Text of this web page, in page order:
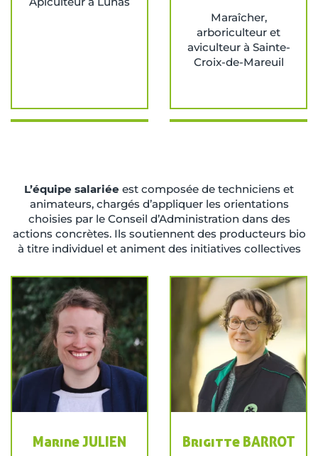
Maraîcher,
arboriculteur et
aviculteurà Sainte-
Croix-de-Mareuil
L’équipe salariée est composée de techniciens et
animateurs, chargés d’appliquer les orientations
choisies par le Conseil d’Administration dans des
actions concrètes. Ils soutiennent des producteurs bio
à titre individuel et animent des initiatives collectives
Marine JULIEN Brigitte BARROT